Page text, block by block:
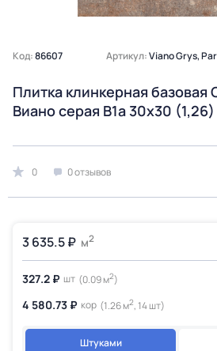
Код:86607 Артикул:Viano Grys,
Плитка клинкерная базовая
Виано серая B1a 30x30 (1,26)
0 0 отзывов
3 635.5 ₽ м2
327.2 ₽ шт (0.09 м2)
4 580.73 ₽ кор (1.26 м2, 14 шт)
Штуками